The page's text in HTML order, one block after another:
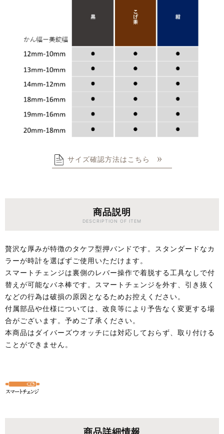
サイズ確認方法はこちら
商品説明
DESCRIPTION OF ITEM
贅沢な厚みが特徴のタケフ型押バンドです。スタンダードなカ
ラーが時計を選ばずご使用いただけます。
スマートチェンジは裏側のレバー操作で着脱する工具なしで付
替えが可能なバネ棒です。スマートチェンジを外す、引き抜く
などの行為は破損の原因となるためお控えください。
付属部品や仕様については、改良等により予告なく変更する場
合がございます。予めご了承ください。
本商品はダイバーズウオッチには対応しておらず、取り付ける
ことができません。
商品詳細情報